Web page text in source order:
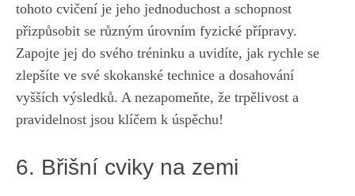
tohoto cvičení je jeho jednoduchost a schopnost
přizpůsobit se⁢ různým ⁤úrovním fyzické přípravy.
Zapojte jej do svého​ tréninku a uvidíte, ⁢jak rychle⁣ se
zlepšíte ve své ⁤skokanské technice a dosahování
vyšších výsledků. A nezapomeňte, že trpělivost a‍
pravidelnost jsou ⁣klíčem k úspěchu!
6. Břišní cviky ⁢na zemi